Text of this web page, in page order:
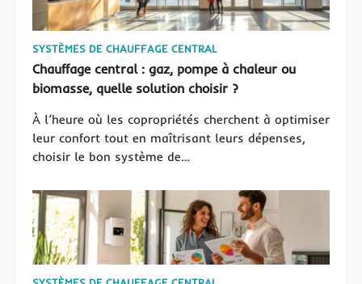
SYSTÈMES DE CHAUFFAGE CENTRAL
Chauffage central : gaz, pompe à chaleur ou
biomasse, quelle solution choisir ?
À l’heure où les copropriétés cherchent à optimiser
leur confort tout en maîtrisant leurs dépenses,
choisir le bon système de…